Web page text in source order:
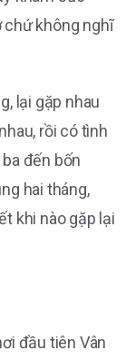
chứ không nghĩ
lại gặp nhau
rồi có tình
đến bốn
hai tháng,
khi nào gặp lại
đầu tiên Vân